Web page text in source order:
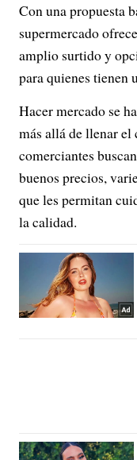
Con una propuesta
supermercado
amplio surtido y
para quienes tienen
Hacer mercado se
más allá de llenar
comerciantes
buenos precios,
que les permitan
la calidad.